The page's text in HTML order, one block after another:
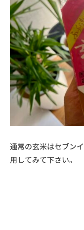
通常の玄米はセブン
用してみて下さい。